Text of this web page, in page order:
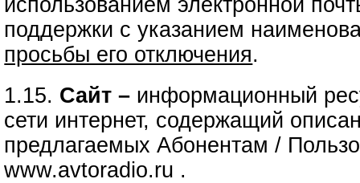
использованием электронной
поддержки с указанием
просьбы его отключения.
1.15. Сайт – информационный
сети интернет, содержащий
предлагаемых Абонентам /
www.avtoradio.ru .